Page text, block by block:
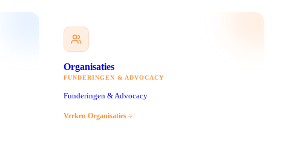
Organisaties
FUNDERINGEN & ADVOCACY
Funderingen & Advocacy
Verken Organisaties